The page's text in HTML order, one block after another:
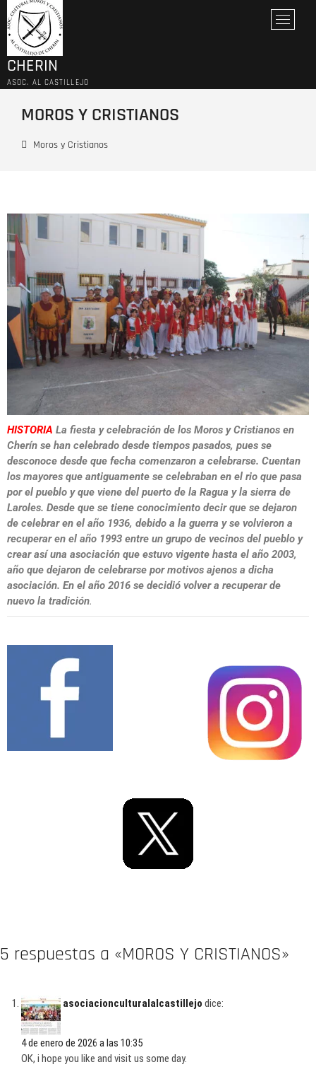
CHERIN
ASOC. AL CASTILLEJO
B
o
MOROS Y CRISTIANOS
Moros y Cristianos
HISTORIA La fiesta y celebración de los Moros y Cristianos en
Cherín se han celebrado desde tiempos pasados, pues se
desconoce desde que fecha comenzaron a celebrarse. Cuentan
los mayores que antiguamente se celebraban en el rio que pasa
por el pueblo y que viene del puerto de la Ragua y la sierra de
Laroles. Desde que se tiene conocimiento decir que se dejaron
de celebrar en el año 1936, debido a la guerra y se volvieron a
recuperar en el año 1993 entre un grupo de vecinos del pueblo y
crear así una asociación que estuvo vigente hasta el año 2003,
año que dejaron de celebrarse por motivos ajenos a dicha
asociación. En el año 2016 se decidió volver a recuperar de
nuevo la tradición.
5 respuestas a «MOROS Y CRISTIANOS»
asociacionculturalalcastillejo dice:
4 de enero de 2026 a las 10:35
OK, i hope you like and visit us some day.